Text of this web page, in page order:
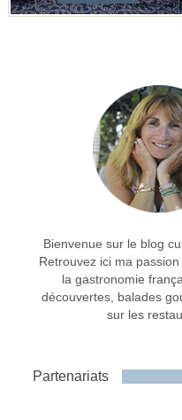
Bienvenue sur le blog
Retrouvez ici ma
la gastronomie
découvertes, balades
sur les
Partenariats